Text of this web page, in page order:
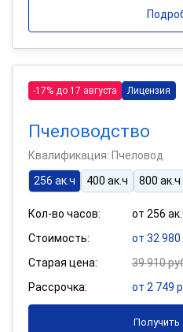
-17% до 17 августа Лицензия
Пчеловодство
Квалификация: Пчеловод
256 ак.ч
400 ак.ч 800 ак.ч
Кол-во часов:
от 256
Стоимость:
от 32 980
Старая цена:
39 910
Рассрочка:
от 2 749
Получить